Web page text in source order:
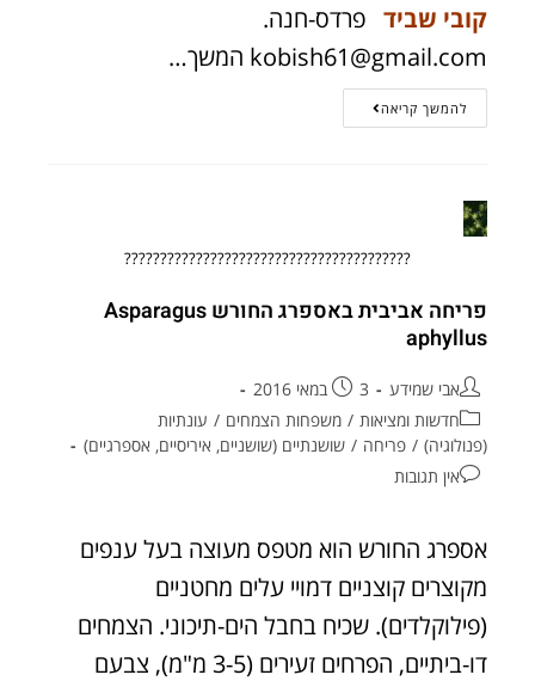
קובי שביד פרדס-חנה.
kobish61@gmail.com המשך…
להמשך קריאה
????????????????????????????????????????
פריחה אביבית באספרג החורש Asparagus
aphyllus
אבי שמידע
3 במאי 2016
חדשות ומציאות / משפחות הצמחים / עונתיות
(פנולוגיה) / פריחה / שושנתיים (שושניים, איריסיים, אספרגיים)
אין תגובות
אספרג החורש הוא מטפס מעוצה בעל ענפים
מקוצרים קוצניים דמויי עלים מחטניים
(פילוקלדים). שכיח בחבל הים-תיכוני. הצמחים
דו-ביתיים, הפרחים זעירים (3-5 מ"מ), צבעם